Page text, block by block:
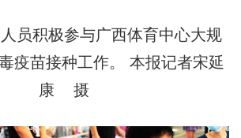
员积极参与广西体育中心大规
疫苗接种工作。 本报记者宋延
康 摄